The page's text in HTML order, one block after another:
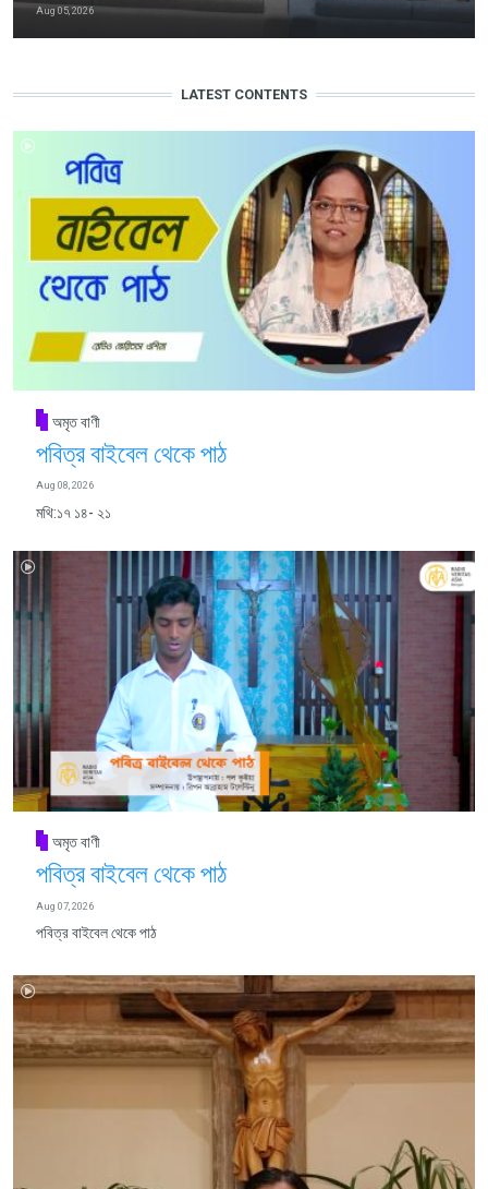
Aug 05, 2026
LATEST CONTENTS
অমৃত বাণী
পবিত্র বাইবেল থেকে পাঠ
Aug 08, 2026
মথি:১৭ ১৪- ২১
অমৃত বাণী
পবিত্র বাইবেল থেকে পাঠ
Aug 07, 2026
পবিত্র বাইবেল থেকে পাঠ